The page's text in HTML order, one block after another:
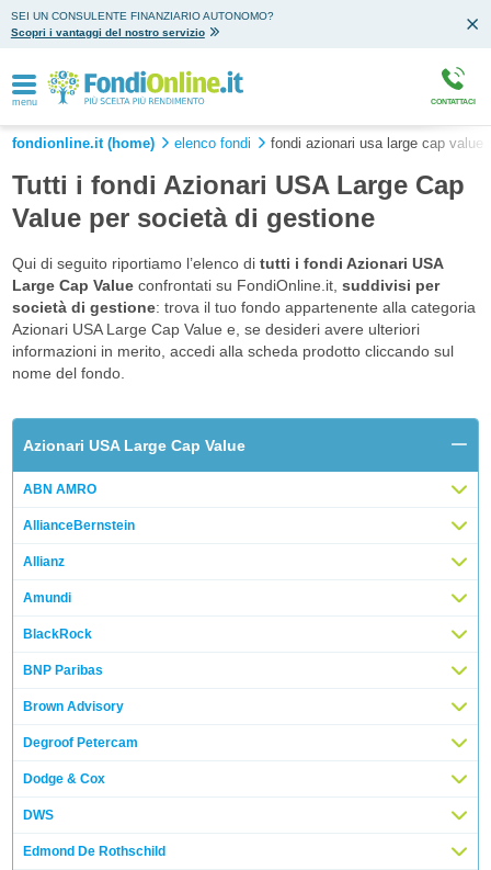
SEI UN CONSULENTE FINANZIARIO AUTONOMO?
Scopri i vantaggi del nostro servizio
menu CONTATTACI
fondionline.it (home) elenco fondi fondi azionari usa large cap value
Tutti i fondi Azionari USA Large Cap
Value per società di gestione
Qui di seguito riportiamo l’elenco di tutti i fondi Azionari USA
Large Cap Valueconfrontati su FondiOnline.it, suddivisi per
società di gestione: trova il tuo fondo appartenente alla categoria
Azionari USA Large Cap Value e, se desideri avere ulteriori
informazioni in merito, accedi alla scheda prodotto cliccando sul
nome del fondo.
Azionari USA Large Cap Value
ABN AMRO
AllianceBernstein
Allianz
Amundi
BlackRock
BNP Paribas
Brown Advisory
Degroof Petercam
Dodge & Cox
DWS
Edmond De Rothschild